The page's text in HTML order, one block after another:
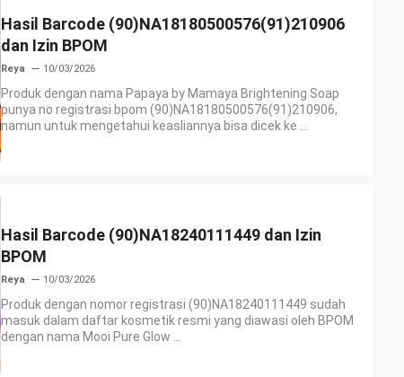
Hasil Barcode (90)NA18180500576(91)210906
dan Izin BPOM
Reya 10/03/2026
Produk dengan nama Papaya by Mamaya Brightening Soap
punya no registrasi bpom (90)NA18180500576(91)210906,
namun untuk mengetahui keasliannya bisa dicek ke ...
Hasil Barcode (90)NA18240111449 dan Izin
BPOM
Reya 10/03/2026
Produk dengan nomor registrasi (90)NA18240111449 sudah
masuk dalam daftar kosmetik resmi yang diawasi oleh BPOM
dengan nama Mooi Pure Glow ...